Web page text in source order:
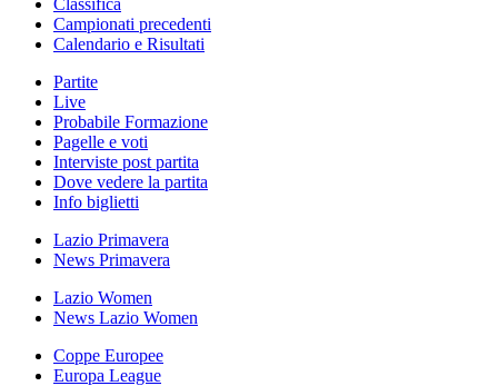
Classifica
Campionati precedenti
Calendario e Risultati
Partite
Live
Probabile Formazione
Pagelle e voti
Interviste post partita
Dove vedere la partita
Info biglietti
Lazio Primavera
News Primavera
Lazio Women
News Lazio Women
Coppe Europee
Europa League